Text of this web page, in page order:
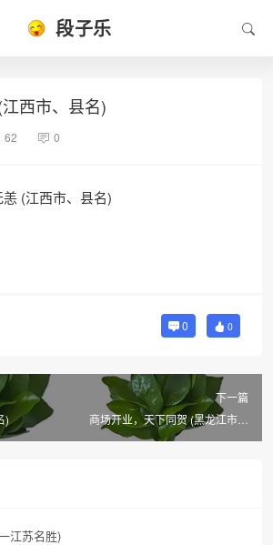
段子乐
西市、县名)
62 0
(江西市、县名)
0 0
)
下一篇
商场开业，天下同贺 (黑龙江市、
江苏名胜)